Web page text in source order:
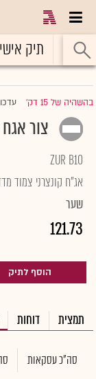
ראשי תיק אישי
בהשהיה של 15 דק' |
צור אגח
ZUR B10
אג"ח קונצרני צמוד
שער
121.73
הוסף לתיק
תמצית דוחות
סה"כ עסקאות